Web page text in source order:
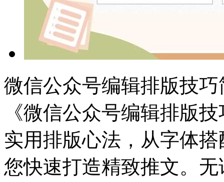
微信公众号编辑排版技巧
《微信公众号编辑排版
实用排版心法，从字体
您快速打造精致推文。